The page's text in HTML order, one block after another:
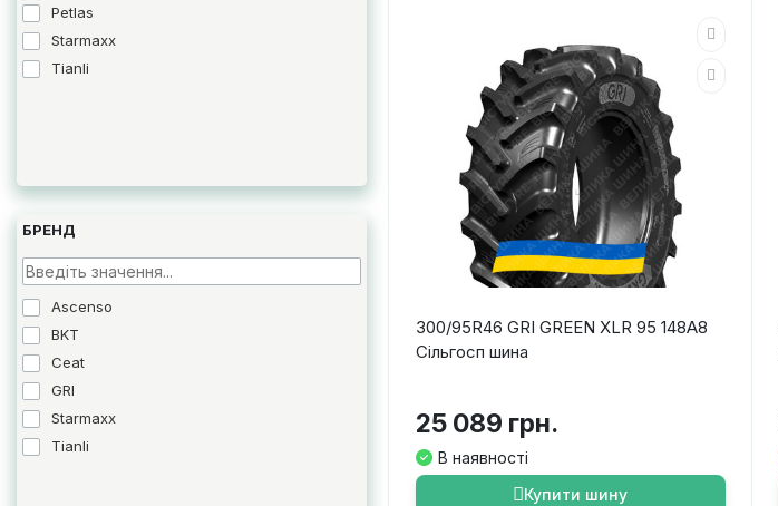
Petlas
Starmaxx
Tianli
БРЕНД
Ascenso
BKT
Ceat
GRI
Starmaxx
Tianli
300/95R46 GRI GREEN XLR 95 148A8
Сільгосп шина
25 089 грн.
В наявності
Купити шину